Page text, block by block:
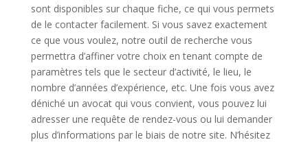
sont disponibles sur chaque fiche, ce qui vous permets
de le contacter facilement. Si vous savez exactement
ce que vous voulez, notre outil de recherche vous
permettra d’affiner votre choix en tenant compte de
paramètres tels que le secteur d’activité, le lieu, le
nombre d’années d’expérience, etc. Une fois vous avez
déniché un avocat qui vous convient, vous pouvez lui
adresser une requête de rendez-vous ou lui demander
plus d’informations par le biais de notre site. N’hésitez